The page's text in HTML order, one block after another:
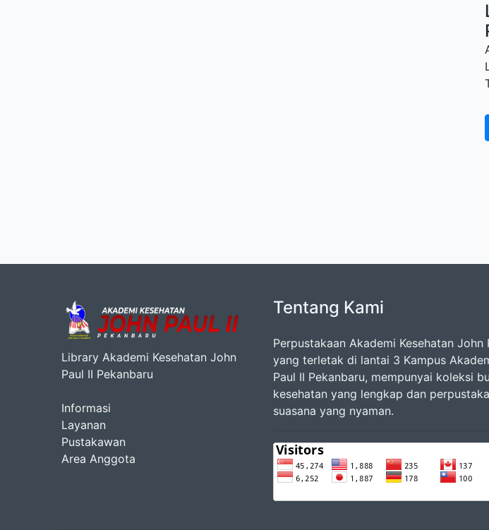
Library Akademi Kesehatan John
Paul II Pekanbaru
Informasi
Layanan
Pustakawan
Area Anggota
Tentang Kami
Perpustakaan Akademi Kesehatan John
yang terletak di lantai 3 Kampus
Paul II Pekanbaru, mempunyai koleksi
kesehatan yang lengkap dan
suasana yang nyaman.